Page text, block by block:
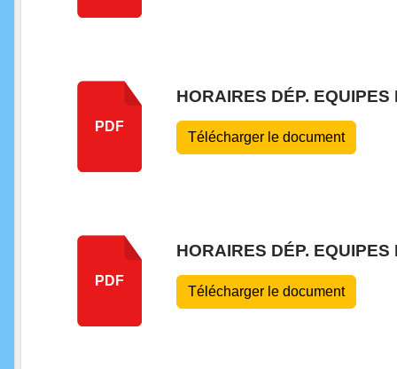
PDF
HORAIRES DÉP.
Télécharger le document
PDF
HORAIRES DÉP.
Télécharger le document